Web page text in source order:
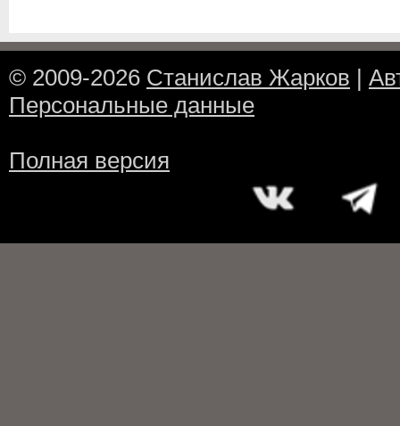
© 2009-2026 Станислав Жарков |
Персональные данные
Полная версия